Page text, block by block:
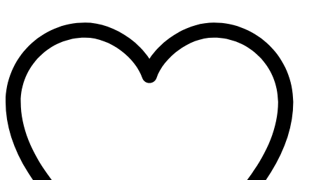
Pick-
up
2007-
2013
|
C
množstvo